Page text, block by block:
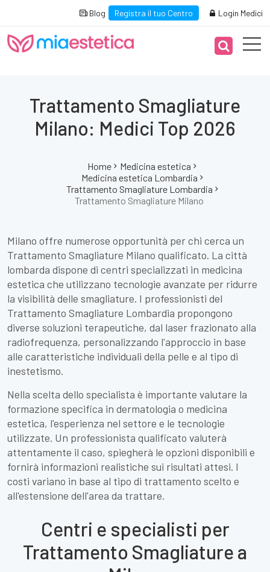
Blog Registra il tuo Centro Login Medici
Trattamento Smagliature
Milano: Medici Top 2026
Home
Medicina estetica
Medicina estetica Lombardia
Trattamento Smagliature Lombardia
Trattamento Smagliature Milano
Milano offre numerose opportunità per chi cerca un
Trattamento Smagliature Milano qualificato. La città
lombarda dispone di centri specializzati in medicina
estetica che utilizzano tecnologie avanzate per ridurre
la visibilità delle smagliature. I professionisti del
Trattamento Smagliature Lombardia propongono
diverse soluzioni terapeutiche, dal laser frazionato alla
radiofrequenza, personalizzando l'approccio in base
alle caratteristiche individuali della pelle e al tipo di
inestetismo.
Nella scelta dello specialista è importante valutare la
formazione specifica in dermatologia o medicina
estetica, l'esperienza nel settore e le tecnologie
utilizzate. Un professionista qualificato valuterà
attentamente il caso, spiegherà le opzioni disponibili e
fornirà informazioni realistiche sui risultati attesi. I
costi variano in base al tipo di trattamento scelto e
all'estensione dell'area da trattare.
Centri e specialisti per
Trattamento Smagliature a